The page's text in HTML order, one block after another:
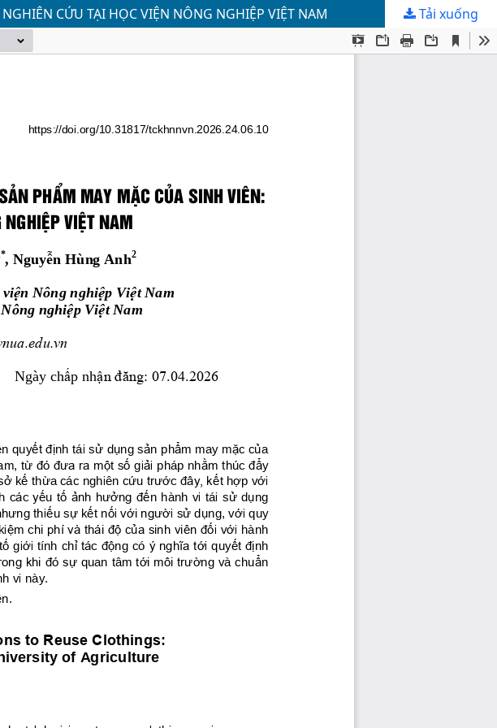
CỨU TẠI HỌC VIỆN NÔNG NGHIỆP VIỆT NAM Tải xuống